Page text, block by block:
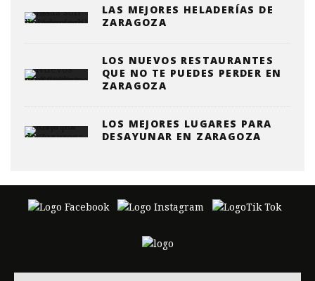
LAS MEJORES HELADERÍAS DE
ZARAGOZA
LOS NUEVOS RESTAURANTES
QUE NO TE PUEDES PERDER EN
ZARAGOZA
LOS MEJORES LUGARES PARA
DESAYUNAR EN ZARAGOZA